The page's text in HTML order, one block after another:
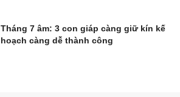
Tháng 7 âm: 3 con giáp càng giữ kín kế
hoạch càng dễ thành công